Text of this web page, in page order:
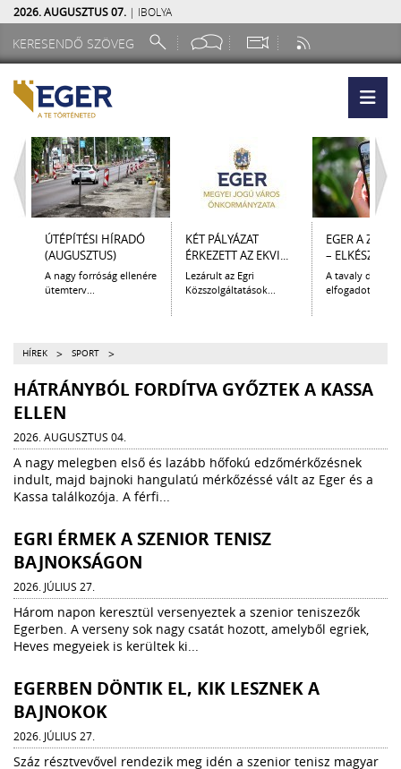
2026. AUGUSZTUS 07. | IBOLYA
ÚTÉPÍTÉSI HÍRADÓ
(AUGUSZTUS)
A nagy forróság ellenére
ütemterv...
KÉT PÁLYÁZAT
ÉRKEZETT AZ EKVI...
Lezárult az Egri
Közszolgáltatások...
EGER A
– ELKÉSZÜLT
A tavaly
elfogadott
HÍREK > SPORT >
HÁTRÁNYBÓL FORDÍTVA GYŐZTEK A KASSA
ELLEN
2026. AUGUSZTUS 04.
A nagy melegben első és lazább hőfokú edzőmérkőzésnek
indult, majd bajnoki hangulatú mérkőzéssé vált az Eger és a
Kassa találkozója. A férfi...
EGRI ÉRMEK A SZENIOR TENISZ
BAJNOKSÁGON
2026. JÚLIUS 27.
Három napon keresztül versenyeztek a szenior teniszezők
Egerben. A verseny sok nagy csatát hozott, amelyből egriek,
Heves megyeiek is kerültek ki...
EGERBEN DÖNTIK EL, KIK LESZNEK A
BAJNOKOK
2026. JÚLIUS 27.
Száz résztvevővel rendezik meg idén a szenior tenisz magyar